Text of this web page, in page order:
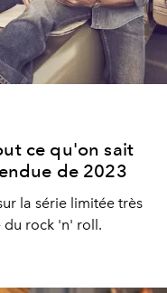
ce qu'on sait
de 2023
la série limitée très
du rock 'n' roll.